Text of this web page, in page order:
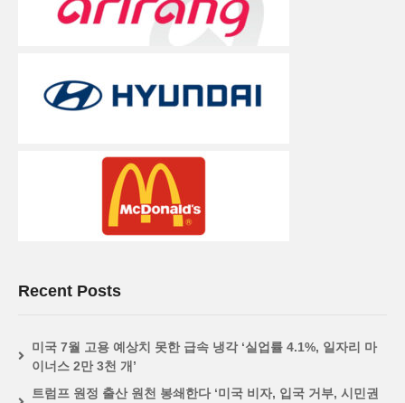
Recent Posts
미국 7월 고용 예상치 못한 급속 냉각 ‘실업률 4.1%, 일자리 마
이너스 2만 3천 개’
트럼프 원정 출산 원천 봉쇄한다 ‘미국 비자, 입국 거부, 시민권